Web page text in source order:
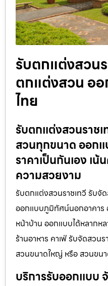
รับตกแต่งสวน
ตกแต่งสวน อ
ไทย
รับตกแต่งสวนราช
สวนทุกขนาด ออก
ราคาเป็นกันเอง เ
ความสวยงาม
รับตกแต่งสวนราชเทวี รับ
ออกแบบภูมิทัศน์นอกอาคา
หน้าบ้าน ออกแบบได้หลากห
ร้านอาหาร คาเฟ่ รับจัดสว
สวนขนาดใหญ่ หรือ สวนขน
บริการรับออกแบบ